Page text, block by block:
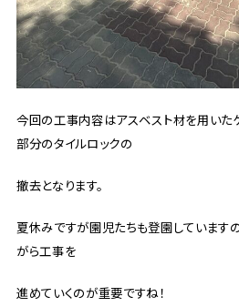
今回の工事内容はアスベスト材を用いた
部分のタイルロックの
撤去となります。
夏休みですが園児たちも登園しています
がら工事を
進めていくのが重要ですね！